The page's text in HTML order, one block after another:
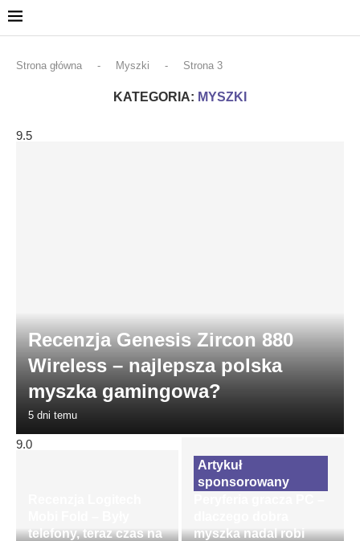
Strona główna - Myszki - Strona 3
KATEGORIA: MYSZKI
9.5
Recenzja Genesis Zircon 880
Wireless – najlepsza polska
myszka gamingowa?
5 dni temu
9.0
telefony, teraz czas na
myszka nadal robi